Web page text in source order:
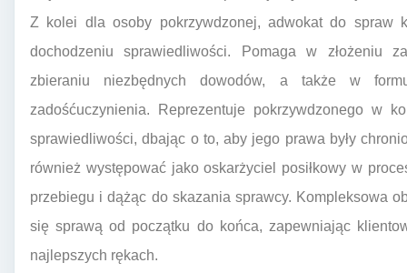
Z kolei dla osoby pokrzywdzonej, adwokat do spraw
dochodzeniu sprawiedliwości. Pomaga w złożeniu
zbieraniu niezbędnych dowodów, a także w
zadośćuczynienia. Reprezentuje pokrzywdzonego w
sprawiedliwości, dbając o to, aby jego prawa były
również występować jako oskarżyciel posiłkowy w
przebiegu i dążąc do skazania sprawcy. Kompleksowa
się sprawą od początku do końca, zapewniając
najlepszych rękach.